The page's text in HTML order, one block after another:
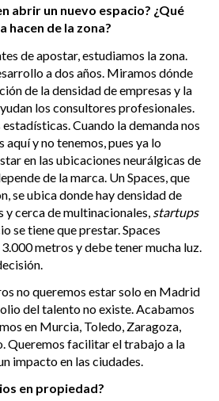
abrir un nuevo espacio? ¿Qué
hacen de la zona?
de apostar, estudiamos la zona.
a dos años. Miramos dónde
de la densidad de empresas y la
los consultores profesionales.
Cuando la demanda nos
y no tenemos, pues ya lo
en las ubicaciones neurálgicas de
de la marca. Un Spaces, que
se ubica donde hay densidad de
y cerca de multinacionales, startups
se tiene que prestar. Spaces
metros y debe tener mucha luz.
no queremos estar solo en Madrid
del talento no existe. Acabamos
en Murcia, Toledo, Zaragoza,
Queremos facilitar el trabajo a la
impacto en las ciudades.
en propiedad?